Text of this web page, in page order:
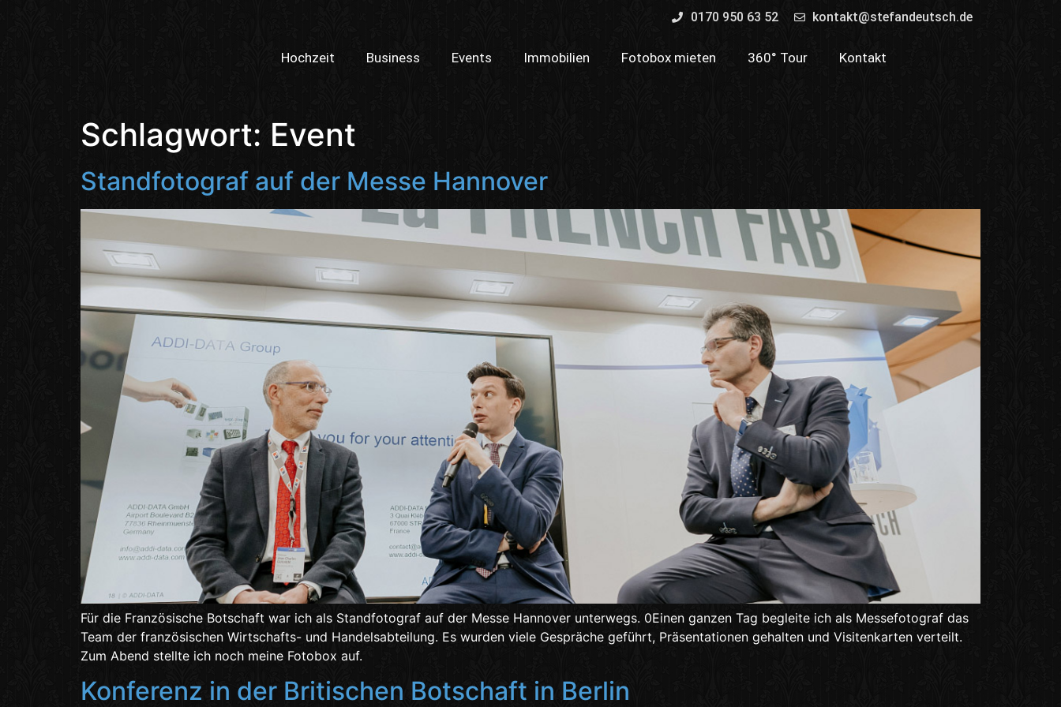
0170 950 63 52 kontakt@stefandeutsch.de
Hochzeit Business Events Immobilien Fotobox mieten 360° Tour Kontakt
Schlagwort: Event
Standfotograf auf der Messe Hannover
Für die Französische Botschaft war ich als Standfotograf auf der Messe Hannover unterwegs. 0Einen ganzen Tag begleite ich als Messefotograf das
Team der französischen Wirtschafts- und Handelsabteilung. Es wurden viele Gespräche geführt, Präsentationen gehalten und Visitenkarten verteilt.
Zum Abend stellte ich noch meine Fotobox auf.
Konferenz in der Britischen Botschaft in Berlin